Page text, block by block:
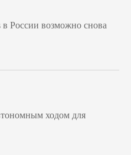
России возможно снова
ходом для